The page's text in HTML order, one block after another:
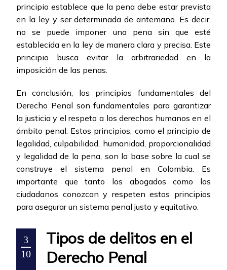
principio establece que la pena debe estar prevista
en la ley y ser determinada de antemano. Es decir,
no se puede imponer una pena sin que esté
establecida en la ley de manera clara y precisa. Este
principio busca evitar la arbitrariedad en la
imposición de las penas.
En conclusión, los principios fundamentales del
Derecho Penal son fundamentales para garantizar
la justicia y el respeto a los derechos humanos en el
ámbito penal. Estos principios, como el principio de
legalidad, culpabilidad, humanidad, proporcionalidad
y legalidad de la pena, son la base sobre la cual se
construye el sistema penal en Colombia. Es
importante que tanto los abogados como los
ciudadanos conozcan y respeten estos principios
para asegurar un sistema penal justo y equitativo.
3
10
Tipos de delitos en el
Derecho Penal